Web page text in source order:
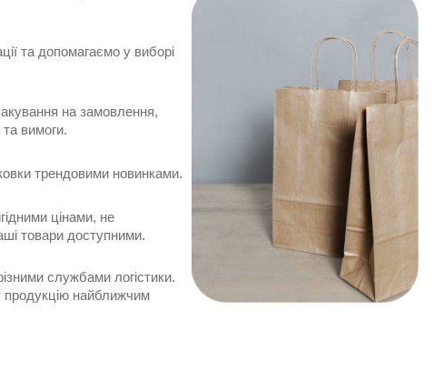
та допомагаємо у виборі
на замовлення,
вимоги.
трендовими новинками.
цінами, не
товари доступними.
службами логістики.
продукцію найближчим